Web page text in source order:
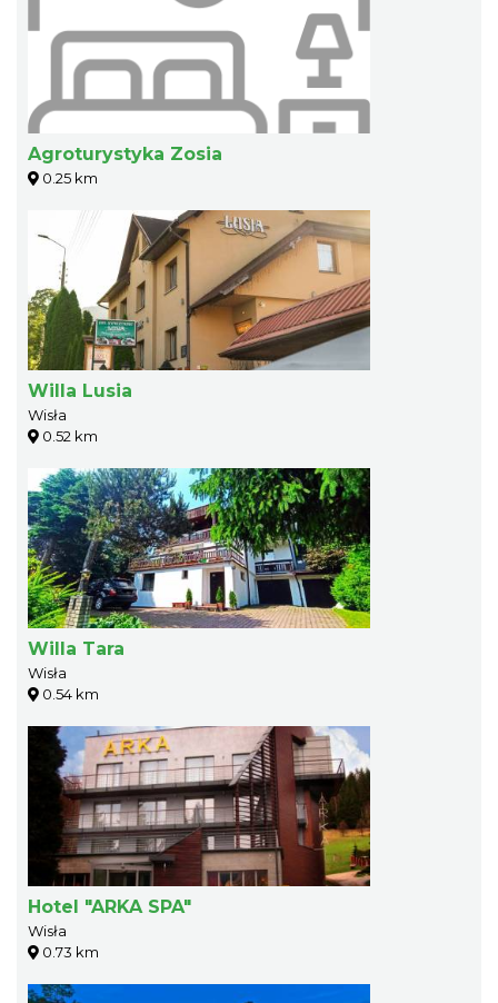
Agroturystyka Zosia
0.25 km
Willa Lusia
Wisła
0.52 km
Willa Tara
Wisła
0.54 km
Hotel "ARKA SPA"
Wisła
0.73 km